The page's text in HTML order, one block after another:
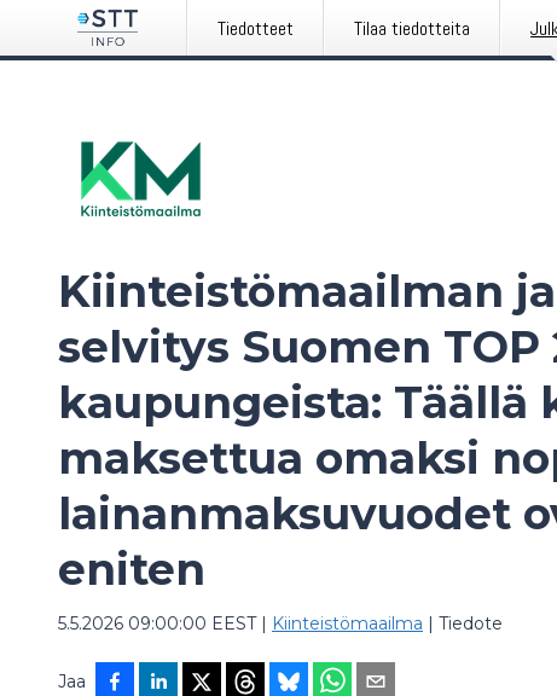
Tiedotteet Tilaa tiedotteita
Kiinteistömaailman
selvitys Suomen TOP
kaupungeista: Täällä
maksettua omaksi
lainanmaksuvuodet
eniten
5.5.2026 09:00:00 EEST| Kiinteistömaailma | Tiedote
Jaa